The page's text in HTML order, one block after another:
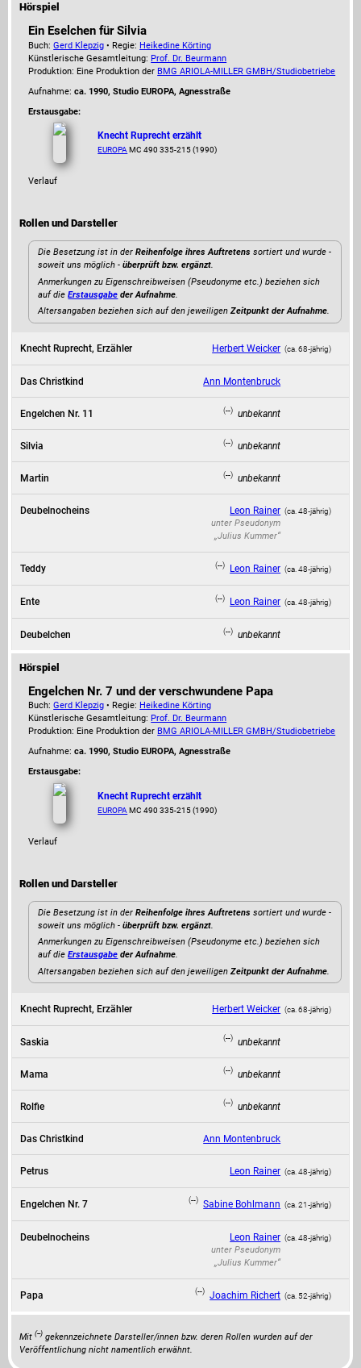
Hörspiel
Ein Eselchen für Silvia
Buch:Gerd Klepzig • Regie: Heikedine Körting
Künstlerische Gesamtleitung: Prof. Dr. Beurmann
Produktion: Eine Produktion der BMG ARIOLA-MILLER GMBH/Studiobetriebe
Aufnahme:ca. 1990, Studio EUROPA, Agnesstraße
Erstausgabe:
Knecht Ruprecht erzählt
EUROPA MC 490 335-215 (1990)
Verlauf
Rollen und Darsteller
Die Besetzung ist in derReihenfolge ihres Auftretens sortiert und wurde -
soweit uns möglich -überprüft bzw. ergänzt.
Anmerkungen zu Eigenschreibweisen (Pseudonyme etc.) beziehen sich
auf dieErstausgabe der Aufnahme
Altersangaben beziehen sich auf den jeweiligenZeitpunkt der Aufnahme.
Knecht Ruprecht, Erzähler Herbert Weicker (ca. 68‑jährig)
Das Christkind Ann Montenbruck
Engelchen Nr. 11 (--) unbekannt
Silvia (--) unbekannt
Martin (--) unbekannt
Deubelnocheins Leon Rainer
unter Pseudonym
„Julius Kummer“
(ca. 48‑jährig)
Teddy (--) Leon Rainer (ca. 48‑jährig)
Ente (--) Leon Rainer (ca. 48‑jährig)
Deubelchen (--) unbekannt
Hörspiel
Engelchen Nr. 7 und der verschwundene Papa
Buch:Gerd Klepzig • Regie: Heikedine Körting
Künstlerische Gesamtleitung: Prof. Dr. Beurmann
Produktion: Eine Produktion der BMG ARIOLA-MILLER GMBH/Studiobetriebe
Aufnahme:ca. 1990, Studio EUROPA, Agnesstraße
Erstausgabe:
Knecht Ruprecht erzählt
EUROPA MC 490 335-215 (1990)
Verlauf
Rollen und Darsteller
Die Besetzung ist in derReihenfolge ihres Auftretens sortiert und wurde -
soweit uns möglich -überprüft bzw. ergänzt.
Anmerkungen zu Eigenschreibweisen (Pseudonyme etc.) beziehen sich
auf dieErstausgabe der Aufnahme.
Altersangaben beziehen sich auf den jeweiligenZeitpunkt der Aufnahme.
Knecht Ruprecht, Erzähler Herbert Weicker (ca. 68‑jährig)
Saskia (--) unbekannt
Mama (--) unbekannt
Rolfie (--) unbekannt
Das Christkind Ann Montenbruck
Petrus Leon Rainer (ca. 48‑jährig)
Engelchen Nr. 7 (--) Sabine Bohlmann (ca. 21‑jährig)
Deubelnocheins Leon Rainer
unter Pseudonym
„Julius Kummer“
(ca. 48‑jährig)
Papa (--) Joachim Richert (ca. 52‑jährig)
Mit (--) gekennzeichnete Darsteller/innen bzw. deren Rollen wurden auf der
Veröffentlichung nicht namentlich erwähnt.